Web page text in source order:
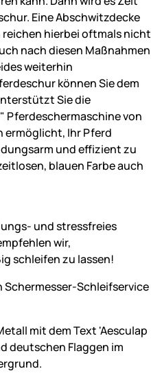
Eine Abschwitzdecke
hierbei oftmals nicht
nach diesen Maßnahmen
weiterhin
können Sie dem
Sie die
Pferdeschermaschine von
ermöglicht, Ihr Pferd
und effizient zu
blauen Farbe auch
und stressfreies
wir,
schleifen zu lassen!
Schermesser-Schleifservice